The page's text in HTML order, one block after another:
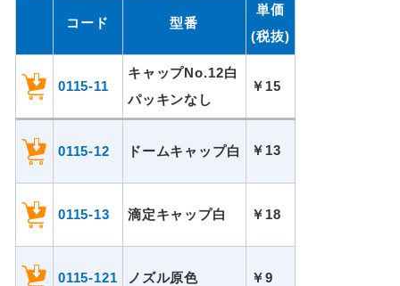
コード 型番
単価
(税抜)
0115-11
キャップNo.12白
パッキンなし
￥15
0115-12 ドームキャップ白 ￥13
0115-13 滴定キャップ白 ￥18
0115-121 ノズル原色 ￥9